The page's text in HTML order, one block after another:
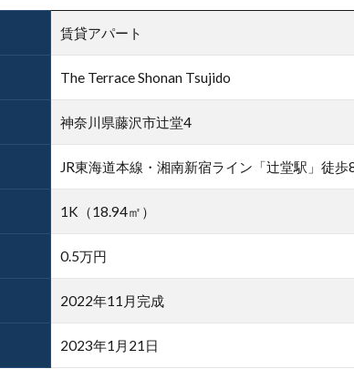
賃貸アパート
The Terrace Shonan Tsujido
神奈川県藤沢市辻堂4
JR東海道本線・湘南新宿ライン「辻堂駅」徒歩
1K（18.94㎡）
0.5万円
2022年11月完成
2023年1月21日